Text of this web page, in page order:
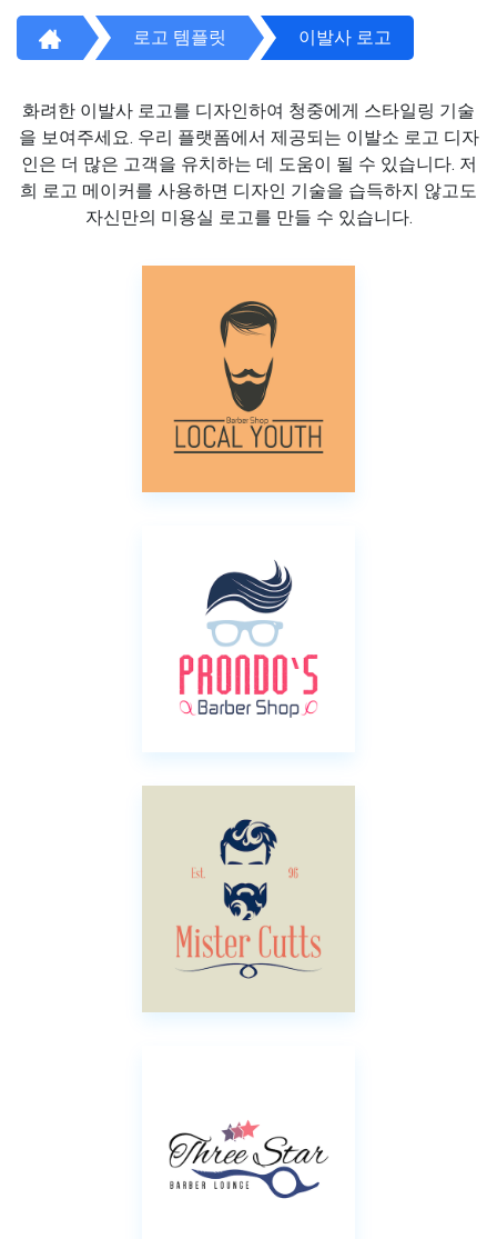
로고 템플릿 이발사 로고
화려한 이발사 로고를 디자인하여 청중에게 스타일링 기술
을 보여주세요. 우리 플랫폼에서 제공되는 이발소 로고 디자
인은 더 많은 고객을 유치하는 데 도움이 될 수 있습니다. 저
희 로고 메이커를 사용하면 디자인 기술을 습득하지 않고도
자신만의 미용실 로고를 만들 수 있습니다.